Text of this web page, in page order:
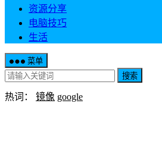
资源分享
电脑技巧
生活
菜单
搜索
热词： 镜像 google